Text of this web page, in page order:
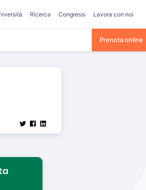
Ricerca Congressi Lavora con noi
Prenota online